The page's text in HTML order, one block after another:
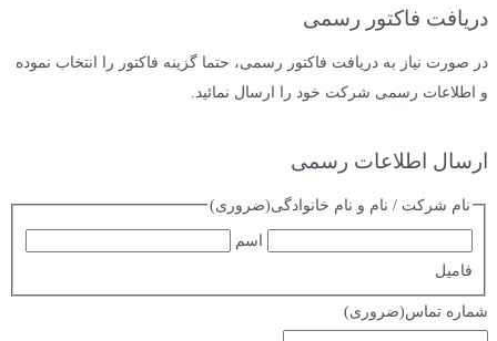
دریافت فاکتور رسمی
در صورت نیاز به دریافت فاکتور رسمی، حتما گزینه فاکتور را انتخاب نموده
و اطلاعات رسمی شرکت خود را ارسال نمائید.
ارسال اطلاعات رسمی
نام شرکت / نام و نام خانوادگی(ضروری)
اسم
فامیل
شماره تماس(ضروری)